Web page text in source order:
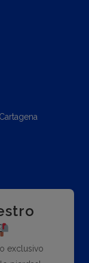
exclusivo